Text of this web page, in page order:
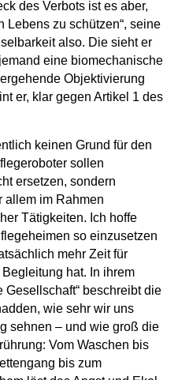
des Verbots ist es aber,
zu schützen“, seine
also. Die sieht er
eine biomechanische
Objektivierung
er, klar gegen Artikel 1 des
keinen Grund für den
sollen
ersetzen, sondern
allem im Rahmen
Tätigkeiten. Ich hoffe
so einzusetzen
mehr Zeit für
hat. In ihrem
Gesellschaft“ beschreibt die
wie sehr wir uns
sehnen – und wie groß die
Vom Waschen bis
bis zum